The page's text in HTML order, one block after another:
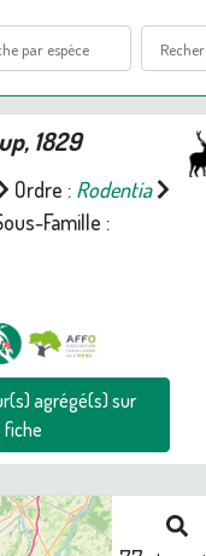
1829
Ordre : Rodentia
Famille :
agrégé(s) sur
cette fiche